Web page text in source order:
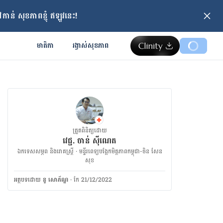
ន់ សុខភាពខ្ញុំ ឥឡូវនេះ!
មាតិកា រង្វាស់​សុខភាព
ត្រួតពិនិត្យដោយ
វេជ្ជ. ចាន់ ស៊ីណេត
ឯកទេសសម្ភព និងរោគស្ត្រី · ម​ន្ទីរពេទ្យបង្អែកមិត្តភាពកម្ពុជា-ចិន សែន
សុខ
អត្ថបទ​ដោយ នូ សោភ័ណ្ឌ ·កែ 21/12/2022